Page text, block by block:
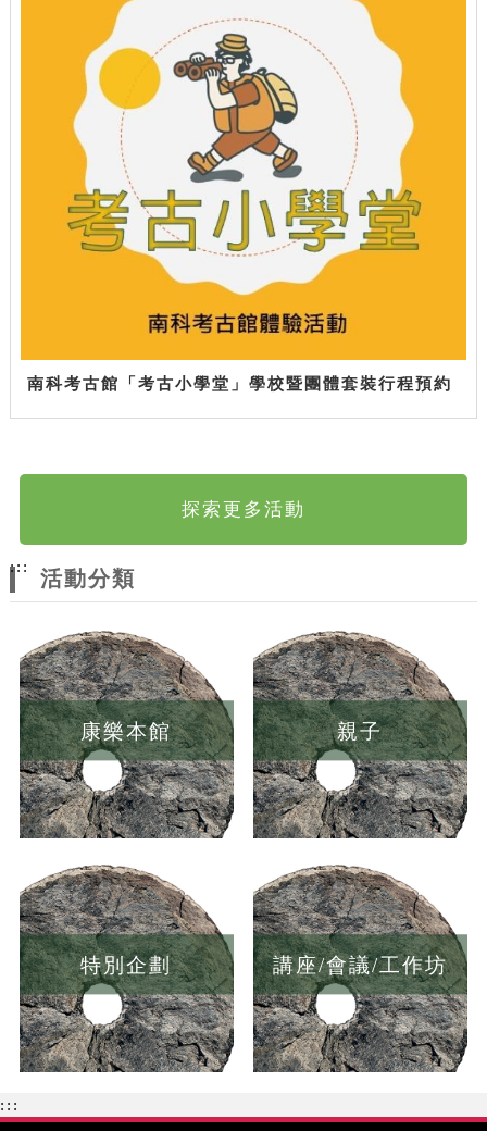
南科考古館「考古小學堂」學校暨團體套裝行程預約
探索更多活動
:::
活動分類
康樂本館 親子
特別企劃 講座/會議/工作坊
:::